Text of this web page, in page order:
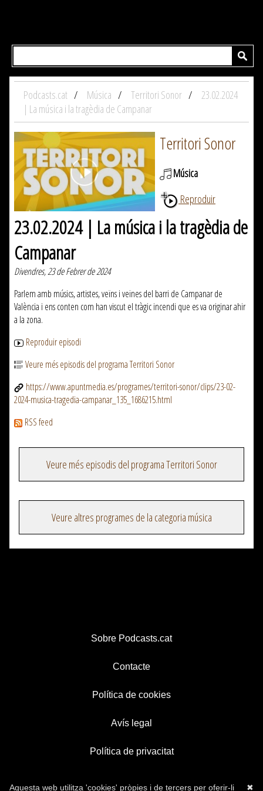
Podcasts.cat Música Territori Sonor
23.02.2024
| La música i la tragèdia de Campanar
Territori Sonor
Música
Reproduir
23.02.2024 | La música i la tragèdia de
Campanar
Divendres, 23 de Febrer de 2024
Parlem amb músics, artistes, veïns i veïnes del barri de Campanar de
València i ens conten com han viscut el tràgic incendi que es va originar ahir
a la zona.
Reproduir episodi
Veure més episodis del programa Territori Sonor
https://www.apuntmedia.es/programes/territori-sonor/clips/23-02-
2024-musica-tragedia-campanar_135_1686215.html
RSS feed
Veure més episodis del programa Territori Sonor
Veure altres programes de la categoria música
Sobre Podcasts.cat
Contacte
Política de cookies
Avís legal
Política de privacitat
✖
Aquesta web utilitza 'cookies' pròpies i de tercers per oferir-li